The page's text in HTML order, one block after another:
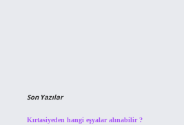
Son Yazılar
Kırtasiyeden hangi eşyalar alınabilir ?